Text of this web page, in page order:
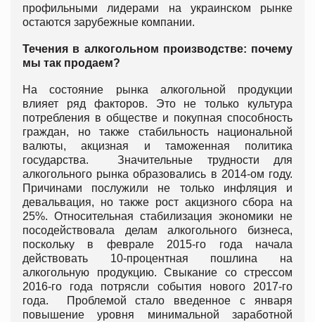
профильными лидерами на украинском рынке
остаются зарубежные компании.
Течения в алкогольном производстве: почему
мы так продаем?
На состояние рынка алкогольной продукции
влияет ряд факторов. Это не только культура
потребления в обществе и покупная способность
граждан, но также стабильность национальной
валюты, акцизная и таможенная политика
государства. Значительные трудности для
алкогольного рынка образовались в 2014-ом году.
Причинами послужили не только инфляция и
девальвация, но также рост акцизного сбора на
25%. Относительная стабилизация экономики не
посодействовала делам алкогольного бизнеса,
поскольку в феврале 2015-го года начала
действовать 10-процентная пошлина на
алкогольную продукцию. Свыкание со стрессом
2016-го года потрясли события нового 2017-го
года. Проблемой стало введенное с января
повышение уровня минимальной заработной